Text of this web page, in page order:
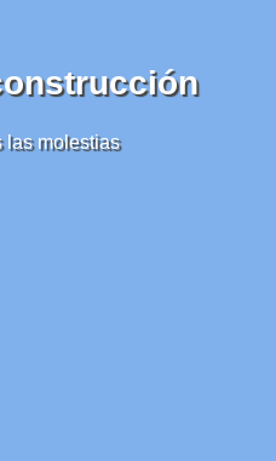
las molestias